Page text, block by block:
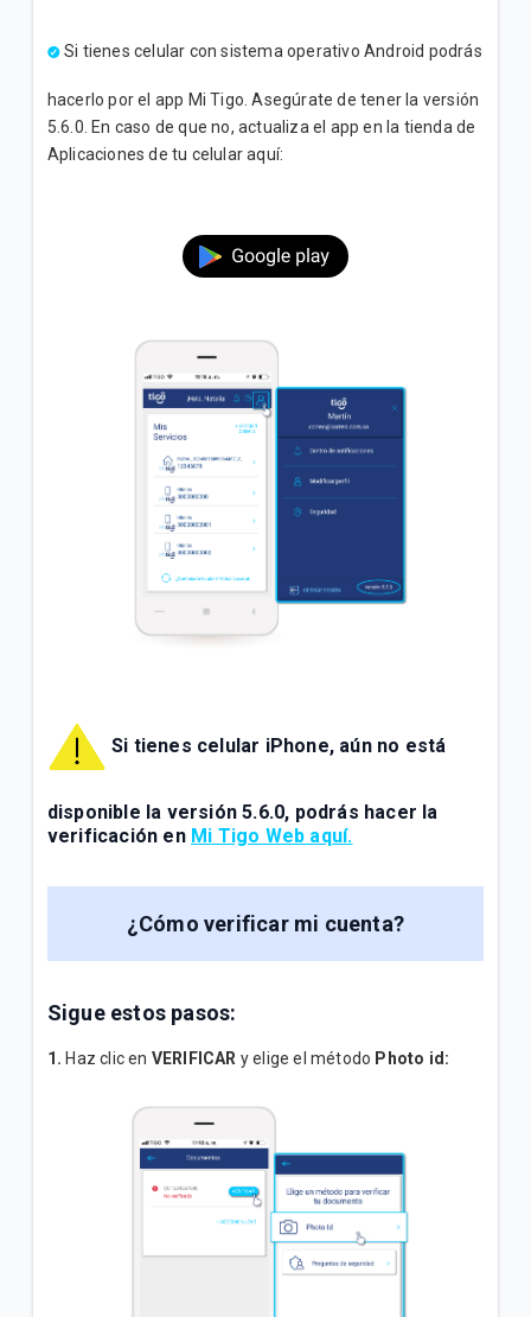
Si tienes celular con sistema operativo Android podrás
hacerlo por el app Mi Tigo. Asegúrate de tener la versión
5.6.0. En caso de que no, actualiza el app en la tienda de
Aplicaciones de tu celular aquí:
Si tienes celular iPhone, aún no está
disponible la versión 5.6.0, podrás hacer la
verificación en Mi Tigo Web aquí.
¿Cómo verificar mi cuenta?
Sigue estos pasos:
1. Haz clic en VERIFICAR y elige el método Photo id: